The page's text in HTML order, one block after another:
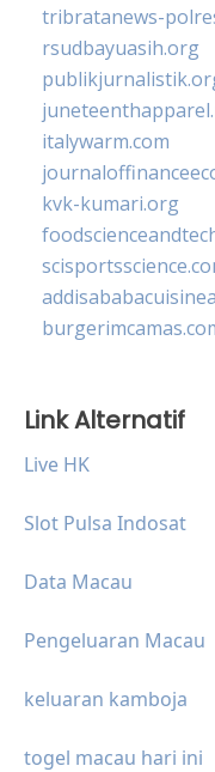
tribratanews-
rsudbayuasih.org
italywarm.com
kvk-kumari.org
Link Alternatif
Live HK
Slot Pulsa Indosat
Data Macau
Pengeluaran Macau
keluaran kamboja
togel macau hari ini